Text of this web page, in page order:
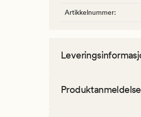
Artikkelnummer: